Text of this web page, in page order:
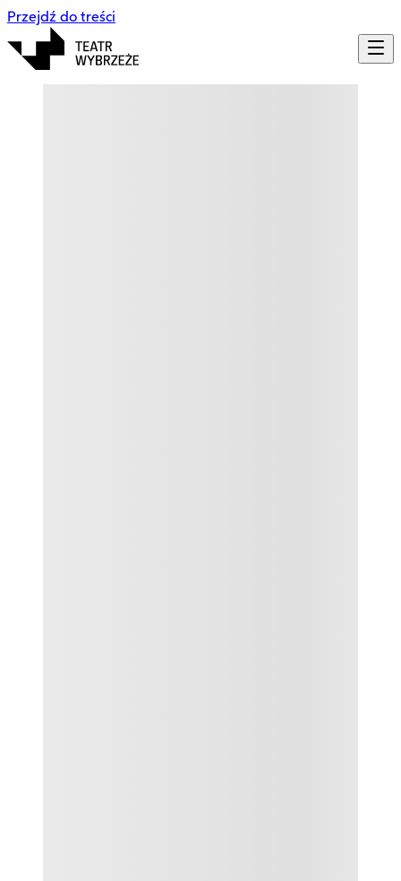
Przejdź do treści